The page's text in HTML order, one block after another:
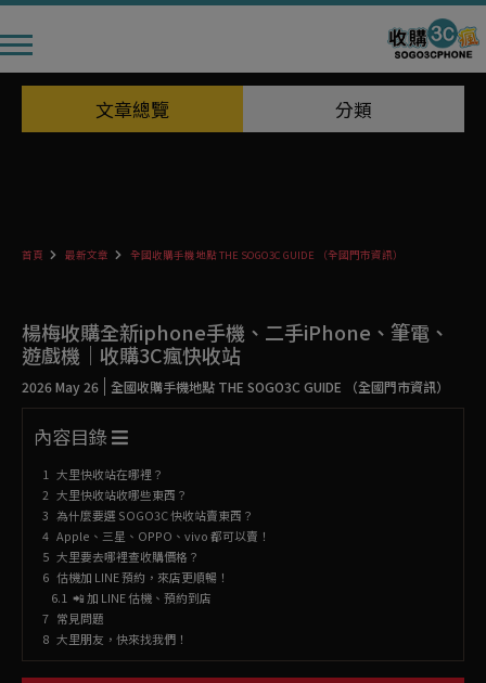
文章總覽 分類
首頁 最新文章 全國收購手機地點 THE SOGO3C GUIDE （全國門市資訊）
楊梅收購全新iphone手機、二手iPhone、筆電、
遊戲機｜收購3C瘋快收站
2026 May 26 全國收購手機地點 THE SOGO3C GUIDE （全國門市資訊）
內容目錄
大里快收站在哪裡？
大里快收站收哪些東西？
為什麼要選 SOGO3C 快收站賣東西？
Apple、三星、OPPO、vivo 都可以賣！
大里要去哪裡查收購價格？
估機加 LINE 預約，來店更順暢！
📲 加 LINE 估機、預約到店
常見問題
大里朋友，快來找我們！